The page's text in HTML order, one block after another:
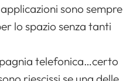
sono sempre
lo spazio senza tanti
telefonica…certo